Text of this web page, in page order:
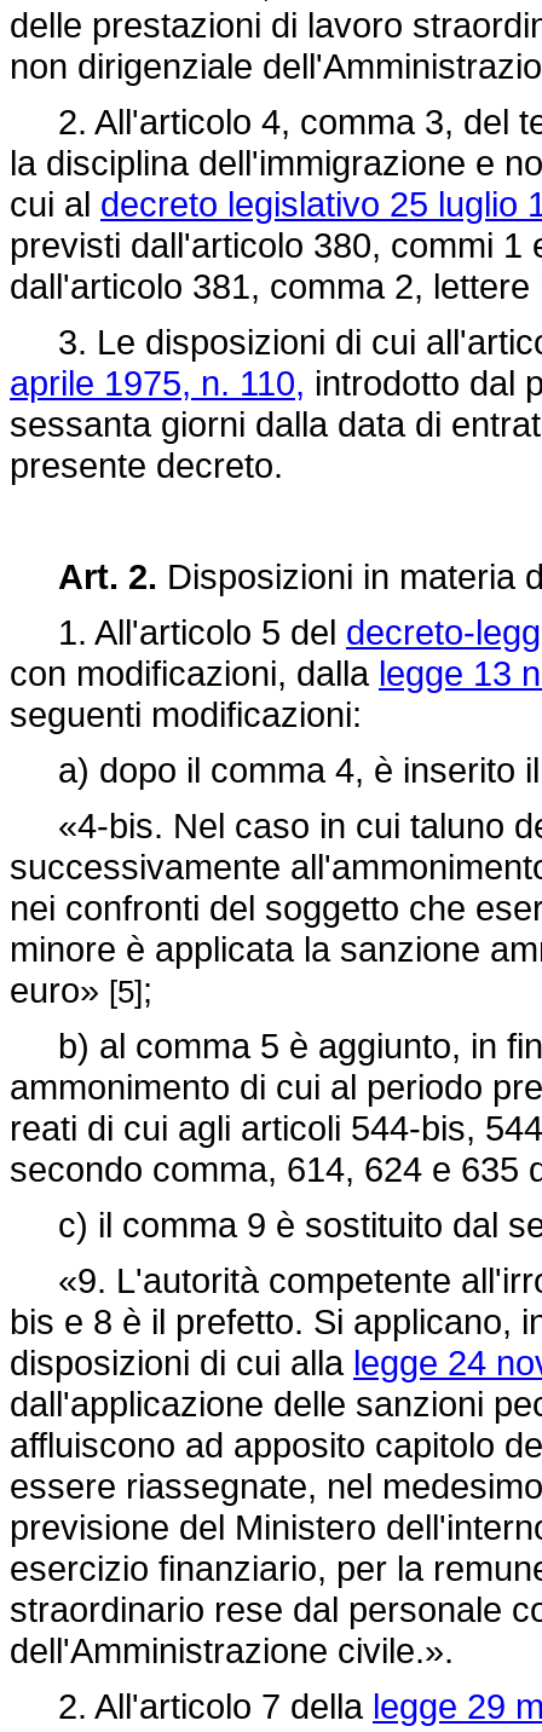
delle prestazioni di lavoro
non dirigenziale
2. All'articolo 4, comma 3, del
la disciplina dell'immigrazione e
cui al decreto legislativo 25 luglio
previsti dall'articolo 380, commi
dall'articolo 381, comma 2,
3. Le disposizioni di cui
aprile 1975, n. 110, introdotto dal
sessanta giorni dalla data di
presente decreto.
Art. 2. Disposizioni in materia
1. All'articolo 5 del decreto-
con modificazioni, dalla legge 13
seguenti modificazioni:
a) dopo il comma 4, è inserito
«4-bis. Nel caso in cui taluno
successivamente
nei confronti del soggetto che
minore è applicata la sanzione
euro» [5];
b) al comma 5 è aggiunto, in
ammonimento di cui al periodo
reati di cui agli articoli 544-bis,
secondo comma, 614, 624 e 635
c) il comma 9 è sostituito dal
«9. L'autorità competente
bis e 8 è il prefetto. Si applicano,
disposizioni di cui alla legge 24
dall'applicazione delle sanzioni
affluiscono ad apposito capitolo
essere riassegnate, nel
previsione del Ministero
esercizio finanziario, per la
straordinario rese dal personale
dell'Amministrazione civile.».
2. All'articolo 7 della legge 29